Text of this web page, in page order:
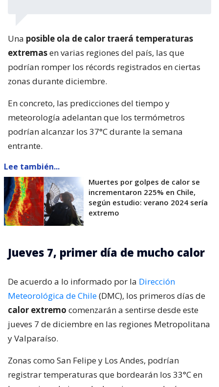
Una posible ola de calor traerá temperaturas
extremasen varias regiones del país, las que
podrían romper los récords registrados en ciertas
zonas durante diciembre.
En concreto, las predicciones del tiempo y
meteorología adelantan que los termómetros
podrían alcanzar los 37°C durante la semana
entrante.
Lee también...
Muertes por golpes de calor se
incrementaron 225% en Chile,
según estudio: verano 2024 sería
extremo
Jueves 7, primer día de mucho calor
De acuerdo a lo informado por la Dirección
Meteorológica de Chile(DMC), los primeros días de
calor extremo comenzarán a sentirse desde este
jueves 7 de diciembre en las regiones Metropolitana
y Valparaíso.
Zonas como San Felipe y Los Andes, podrían
registrar temperaturas que bordearán los 33°C en